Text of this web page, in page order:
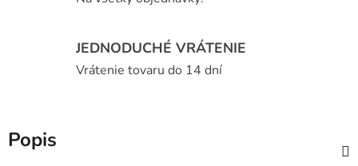
JEDNODUCHÉ VRÁTENIE
Vrátenie tovaru do 14 dní
Popis